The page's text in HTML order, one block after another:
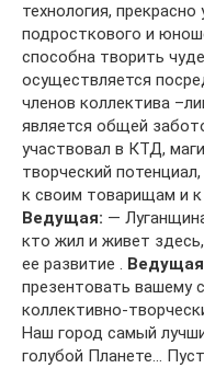
технология,
подросткового и
способна творить
осуществляется
членов коллектива
является общей
участвовал в КТД,
творческий
к своим товарищам и
Ведущая: —
кто жил и живет
ее развитие .
презентовать вашему
коллективно-
Наш город самый
голубой Планете…